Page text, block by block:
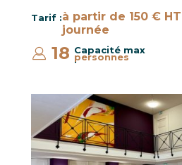
Tarif :à partir de 150 €
journée
Capacité max
:
18 personnes
Salle du Rhin / CCI